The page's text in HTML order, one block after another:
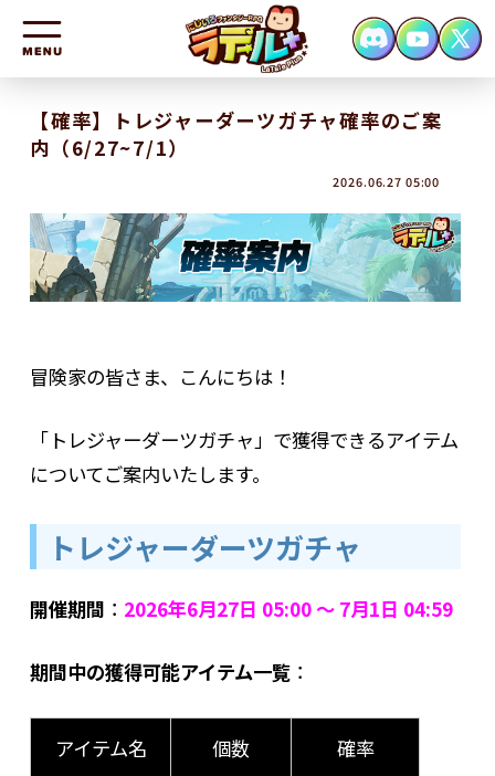
HOME
NEWS
SYSTEM
FAQ
【確率】トレジャーダーツガチャ確率のご案
内（6/27~7/1）
2026.06.27 05:00
冒険家の皆さま、こんにちは！
「トレジャーダーツガチャ」で獲得できるアイテム
についてご案内いたします。
トレジャーダーツガチャ
開催期間 ： 2026年6月27日 05:00 ～ 7月1日 04:59
期間中の獲得可能アイテム一覧 ：
アイテム名 個数 確率